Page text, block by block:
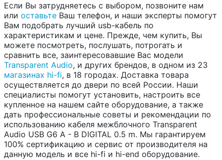
Если Вы затрудняетесь с выбором, позвоните нам
или оставьте Ваш телефон, и наши эксперты помогут
Вам подобрать лучший usb-кабель по
характеристикам и цене. Прежде, чем купить, Вы
можете посмотреть, послушать, потрогать и
сравнить все, заинтересовавшие Вас модели
Transparent Audio, и других брендов, в одном из 23
магазинах hi-fi, в 18 городах. Доставка товара
осуществляется до двери по всей России. Наши
специалисты помогут установить, настроить все
купленное на нашем сайте оборудование, а также
дать профессиональные советы и рекомендации по
использованию кабеля межблочного Transparent
Audio USB G6 A - B DIGITAL 0.5 m. Мы гарантируем
100% сертификацию и сервис от производителя на
данную модель и все hi-fi и hi-end оборудование.